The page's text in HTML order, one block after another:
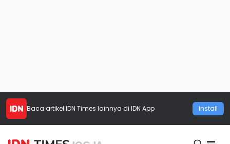
Baca artikel IDN Times lainnya di IDN App Install